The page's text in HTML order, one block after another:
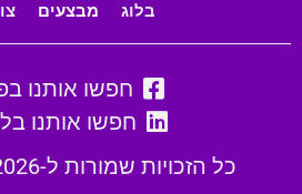
בלוג
מבצעים
חפשו אותנו
חפשו אותנו
כל הזכויות שמורות ל-MEDWAY 2026 ©